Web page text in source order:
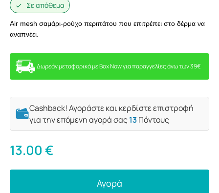
Σε απόθεμα
Air mesh σαμάρι-ρούχο περιπάτου που επιτρέπει στο δέρμα να
αναπνέει.
Δωρεάν μεταφορικά με Box Now για παραγγελίες άνω των 39€
Cashback! Αγοράστε και κερδίστε επιστροφή
για την επόμενη αγορά σας13Πόντους
13.00€
Αγορά